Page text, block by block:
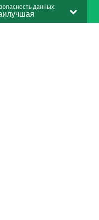
данных: